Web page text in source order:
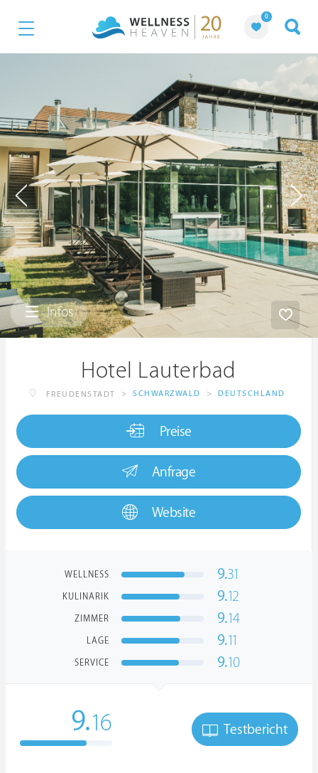
0
Infos
Hotel Lauterbad
FREUDENSTADT > SCHWARZWALD > DEUTSCHLAND
Preise
Anfrage
Website
WELLNESS 9.31
KULINARIK 9.12
ZIMMER 9.14
LAGE 9.11
SERVICE 9.10
9.16 Testbericht